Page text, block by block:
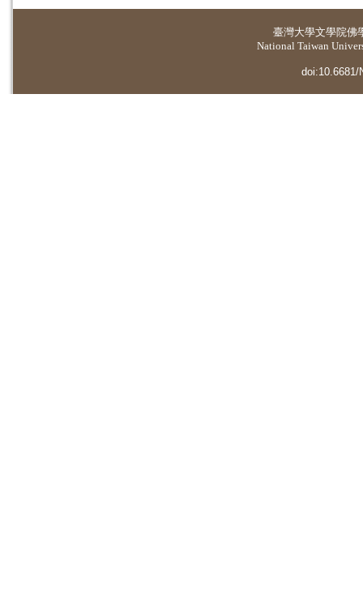
臺灣大學文學院佛
National Taiwan
doi:10.6681/